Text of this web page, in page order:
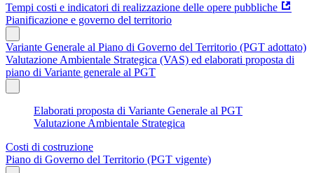
Tempi costi e indicatori di realizzazione delle opere pubbliche
Pianificazione e governo del territorio
Variante Generale al Piano di Governo del Territorio (PGT adottato)
Valutazione Ambientale Strategica (VAS) ed elaborati proposta di
piano di Variante generale al PGT
Elaborati proposta di Variante Generale al PGT
Valutazione Ambientale Strategica
Costi di costruzione
Piano di Governo del Territorio (PGT vigente)